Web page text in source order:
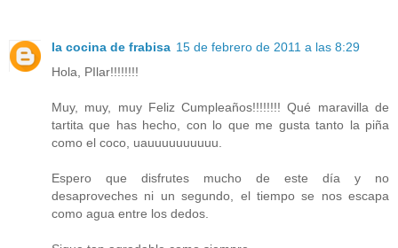
la cocina de frabisa 15 de febrero de 2011 a las 8:29
Hola, PIlar!!!!!!!!
Muy, muy, muy Feliz Cumpleaños!!!!!!!! Qué maravilla de
tartita que has hecho, con lo que me gusta tanto la piña
como el coco, uauuuuuuuuuu.
Espero que disfrutes mucho de este día y no
desaproveches ni un segundo, el tiempo se nos escapa
como agua entre los dedos.